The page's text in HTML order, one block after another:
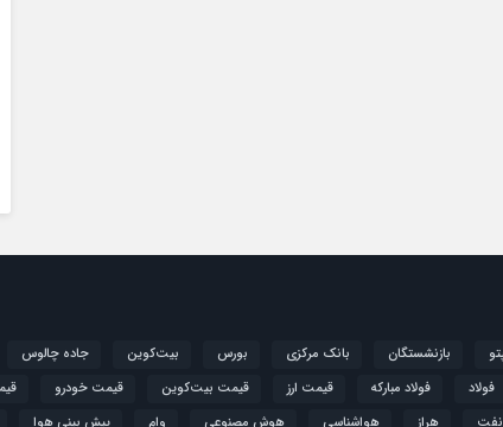
بازنشستگان بانک مرکزی بورس بیت‌کوین
جاده چالوس
فولاد فولاد مبارکه قیمت ارز قیمت بیت‌کوین قیمت خودرو
نفت هراز هواشناسی هوش مصنوعی وام پیش بینی هوا